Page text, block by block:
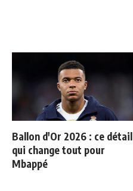
Ballon d'Or 2026 : ce détail
qui change tout pour
Mbappé